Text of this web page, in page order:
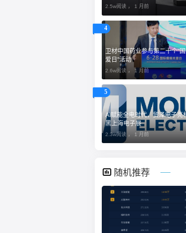
2.5w阅读 ， 1 月前
4
卫材中国药业参与第二十个"
爱日"活动
2.6w阅读 ， 1 月前
5
AI赋能全电时代，贸泽电子亮
黑上海电子展
2.3w阅读 ， 1 月前
随机推荐